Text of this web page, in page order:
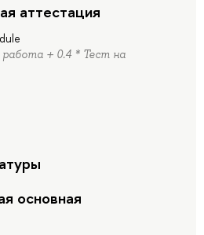
аттестация
+ 0.4 * Тест на
основная